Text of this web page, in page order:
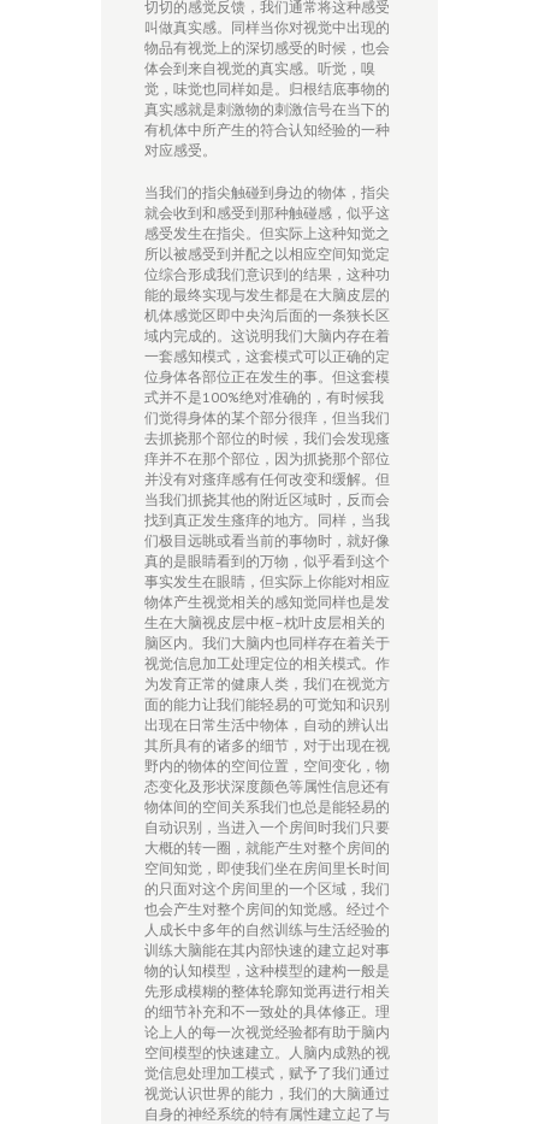
切切的感觉反馈，我们通常将这种感受
叫做真实感。同样当你对视觉中出现的
物品有视觉上的深切感受的时候，也会
体会到来自视觉的真实感。听觉，嗅
觉，味觉也同样如是。归根结底事物的
真实感就是刺激物的刺激信号在当下的
有机体中所产生的符合认知经验的一种
对应感受。
当我们的指尖触碰到身边的物体，指尖
就会收到和感受到那种触碰感，似乎这
感受发生在指尖。但实际上这种知觉之
所以被感受到并配之以相应空间知觉定
位综合形成我们意识到的结果，这种功
能的最终实现与发生都是在大脑皮层的
机体感觉区即中央沟后面的一条狭长区
域内完成的。这说明我们大脑内存在着
一套感知模式，这套模式可以正确的定
位身体各部位正在发生的事。但这套模
式并不是100%绝对准确的，有时候我
们觉得身体的某个部分很痒，但当我们
去抓挠那个部位的时候，我们会发现瘙
痒并不在那个部位，因为抓挠那个部位
并没有对瘙痒感有任何改变和缓解。但
当我们抓挠其他的附近区域时，反而会
找到真正发生瘙痒的地方。同样，当我
们极目远眺或看当前的事物时，就好像
真的是眼睛看到的万物，似乎看到这个
事实发生在眼睛，但实际上你能对相应
物体产生视觉相关的感知觉同样也是发
生在大脑视皮层中枢–枕叶皮层相关的
脑区内。我们大脑内也同样存在着关于
视觉信息加工处理定位的相关模式。作
为发育正常的健康人类，我们在视觉方
面的能力让我们能轻易的可觉知和识别
出现在日常生活中物体，自动的辨认出
其所具有的诸多的细节，对于出现在视
野内的物体的空间位置，空间变化，物
态变化及形状深度颜色等属性信息还有
物体间的空间关系我们也总是能轻易的
自动识别，当进入一个房间时我们只要
大概的转一圈，就能产生对整个房间的
空间知觉，即使我们坐在房间里长时间
的只面对这个房间里的一个区域，我们
也会产生对整个房间的知觉感。经过个
人成长中多年的自然训练与生活经验的
训练大脑能在其内部快速的建立起对事
物的认知模型，这种模型的建构一般是
先形成模糊的整体轮廓知觉再进行相关
的细节补充和不一致处的具体修正。理
论上人的每一次视觉经验都有助于脑内
空间模型的快速建立。人脑内成熟的视
觉信息处理加工模式，赋予了我们通过
视觉认识世界的能力，我们的大脑通过
自身的神经系统的特有属性建立起了与